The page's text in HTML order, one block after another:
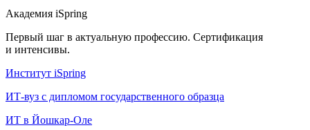
Академия iSpring
Первый шаг в актуальную профессию. Сертификация
и интенсивы.
Институт iSpring
ИТ-вуз с дипломом государственного образца
ИТ в Йошкар-Оле